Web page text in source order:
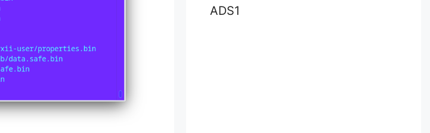
ADS1